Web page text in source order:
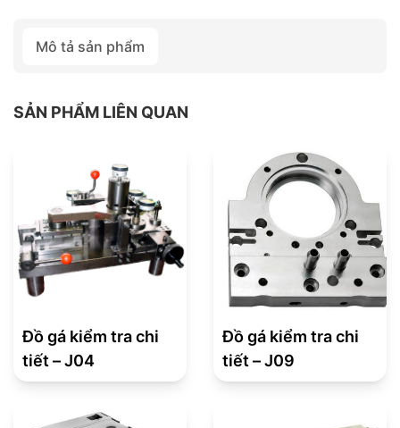
Mô tả sản phẩm
SẢN PHẨM LIÊN QUAN
Đồ gá kiểm tra chi
tiết – J04
Đồ gá kiểm tra chi
tiết – J09